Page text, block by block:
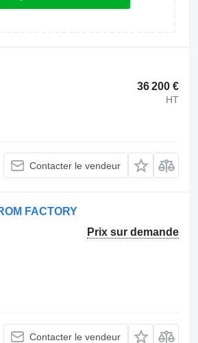
36 200 €
HT
Contacter le vendeur
FACTORY
Prix sur demande
Contacter le vendeur